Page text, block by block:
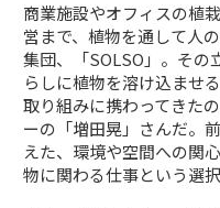
商業施設やオフィスの植
営まで、植物を通して人
集団、「SOLSO」。その
らしに植物を溶け込ませ
取り組みに携わってきた
ーの「増田晃」さんだ。
えた、環境や空間への関
物に関わる仕事という選